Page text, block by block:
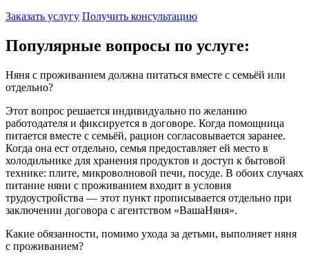
Заказать услугу Получить консультацию
Популярные вопросы по услуге:
Няня с проживанием должна питаться вместе с семьёй или
отдельно?
Этот вопрос решается индивидуально по желанию
работодателя и фиксируется в договоре. Когда помощница
питается вместе с семьёй, рацион согласовывается заранее.
Когда она ест отдельно, семья предоставляет ей место в
холодильнике для хранения продуктов и доступ к бытовой
технике: плите, микроволновой печи, посуде. В обоих случаях
питание няни с проживанием входит в условия
трудоустройства — этот пункт прописывается отдельно при
заключении договора с агентством «ВашаНяня».
Какие обязанности, помимо ухода за детьми, выполняет няня
с проживанием?